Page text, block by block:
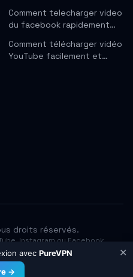
Comment telecharger video
du facebook rapidement…
Comment télécharger vidéo
YouTube facilement et…
droits réservés.
Instagram ou Facebook.
uniquement les contenus
droit d'utiliser.
✕
avecPureVPN
→